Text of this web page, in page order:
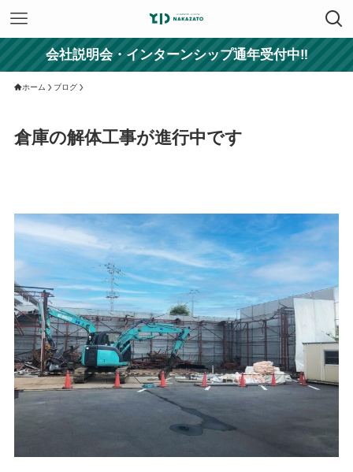
会社説明会・インターンシップ通年受付中‼
ホーム ブログ
倉庫の解体工事が進行中です